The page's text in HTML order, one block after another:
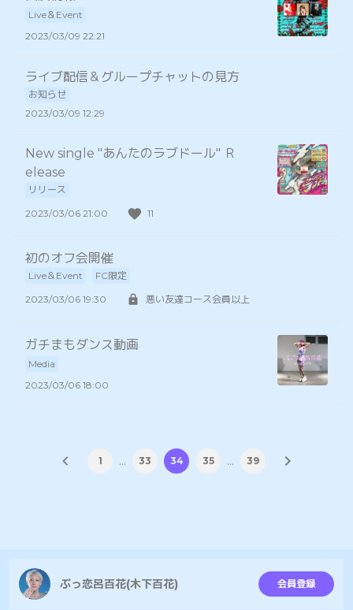
Live＆Event
2023/03/09 22:21
ライブ配信＆グループチャットの見方
お知らせ
2023/03/09 12:29
New single "あんたのラブドール" Ｒ
elease
リリース
2023/03/06 21:00
11
初のオフ会開催
Live＆Event
FC限定
2023/03/06 19:30
悪い友達コース会員以上
ガチまもダンス動画
Media
2023/03/06 18:00
1 … 33 34 35 … 39
ぶっ恋呂百花(木下百花) 会員登録